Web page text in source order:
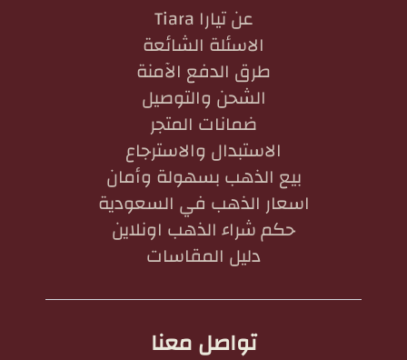
عن تيارا Tiara
الاسئلة الشائعة
طرق الدفع الآمنة
الشحن والتوصيل
ضمانات المتجر
الاستبدال والاسترجاع
بيع الذهب بسهولة وأمان
اسعار الذهب في السعودية
حكم شراء الذهب اونلاين
دليل المقاسات
تواصل معنا